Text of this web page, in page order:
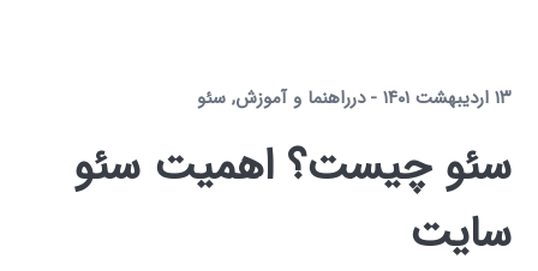
۱۳ اردیبهشت ۱۴۰۱ درراهنما و آموزش,سئو
سئو چیست؟ اهمیت سئو
سایت